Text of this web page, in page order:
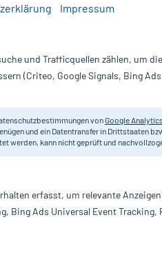
Gratis-Versand* ab 19€
Darreichung:
Hersteller:
Impressum
und Trafficquellen zählen, um
(Criteo, Google Signals, Bing
vonGoogle
und ein Datentransfer in Drittstaaten
werden, kann nicht geprüft und
erfasst, um relevante
Bing Ads Universal Event